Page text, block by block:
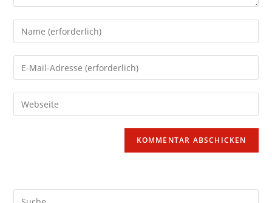
Gib
deinen
Namen
oder
zum
Kommentieren
Gib
deine
E-
Mail-
Gib
deine